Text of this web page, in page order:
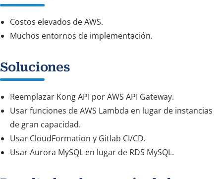
Costos elevados de AWS.
Muchos entornos de implementación.
Soluciones
Reemplazar Kong API por AWS API Gateway.
Usar funciones de AWS Lambda en lugar de instancias
de gran capacidad.
Usar CloudFormation y Gitlab CI/CD.
Usar Aurora MySQL en lugar de RDS MySQL.